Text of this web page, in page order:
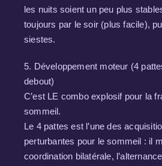
les nuits soient un peu plus
toujours par le soir (plus facile),
siestes.
5. Développement moteur (4
debout)
C’est LE combo explosif pour la
sommeil.
Le 4 pattes est l’une des
perturbantes pour le sommeil : il
coordination bilatérale,